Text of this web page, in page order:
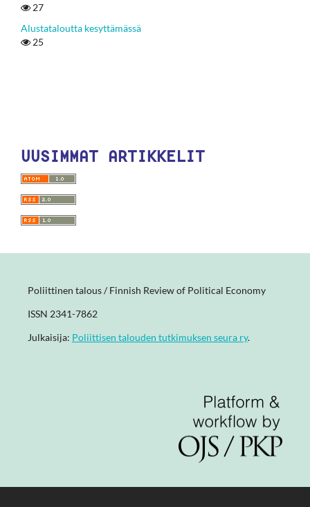
27
Alustataloutta kesyttämässä
25
UUSIMMAT ARTIKKELIT
Poliittinen talous / Finnish Review of Political Economy
ISSN 2341-7862
Julkaisija: Poliittisen talouden tutkimuksen seura ry.